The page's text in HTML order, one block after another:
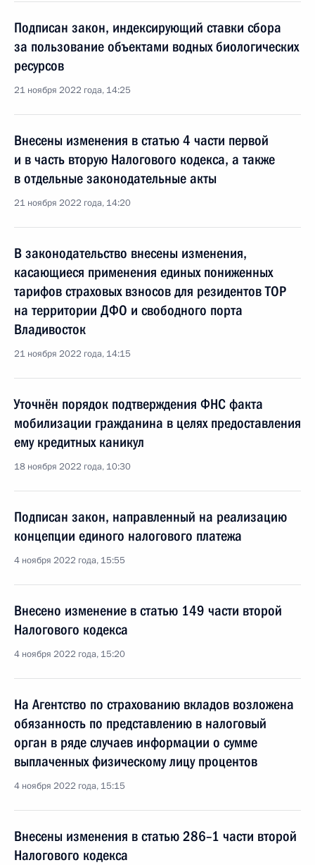
Подписан закон, индексирующий ставки сбора
за пользование объектами водных биологических
ресурсов
21 ноября 2022 года, 14:25
Внесены изменения в статью 4 части первой
и в часть вторую Налогового кодекса, а также
в отдельные законодательные акты
21 ноября 2022 года, 14:20
В законодательство внесены изменения,
касающиеся применения единых пониженных
тарифов страховых взносов для резидентов ТОР
на территории ДФО и свободного порта
Владивосток
21 ноября 2022 года, 14:15
Уточнён порядок подтверждения ФНС факта
мобилизации гражданина в целях предоставления
ему кредитных каникул
18 ноября 2022 года, 10:30
Подписан закон, направленный на реализацию
концепции единого налогового платежа
4 ноября 2022 года, 15:55
Внесено изменение в статью 149 части второй
Налогового кодекса
4 ноября 2022 года, 15:20
На Агентство по страхованию вкладов возложена
обязанность по представлению в налоговый
орган в ряде случаев информации о сумме
выплаченных физическому лицу процентов
4 ноября 2022 года, 15:15
Внесены изменения в статью 286–1 части второй
Налогового кодекса